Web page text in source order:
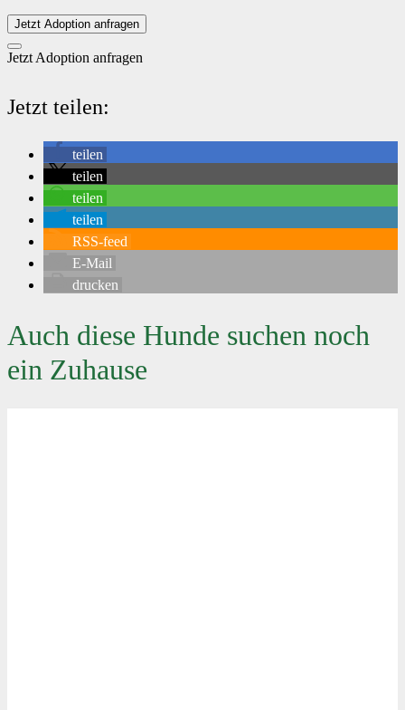
Jetzt Adoption anfragen
Jetzt Adoption anfragen
Jetzt teilen:
teilen
teilen
teilen
teilen
RSS-feed
E-Mail
drucken
Auch diese Hunde suchen noch
ein Zuhause